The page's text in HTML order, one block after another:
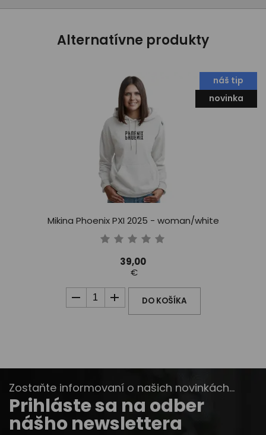
Alternatívne produkty
náš tip
novinka
Mikina Phoenix PXI 2025 - woman/white
39,00
€
DO KOŠÍKA
Zostaňte informovaní o našich novinkách...
Prihláste sa na odber
nášho newslettera